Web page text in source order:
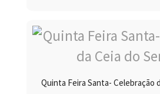
Quinta Feira Santa- Celebração